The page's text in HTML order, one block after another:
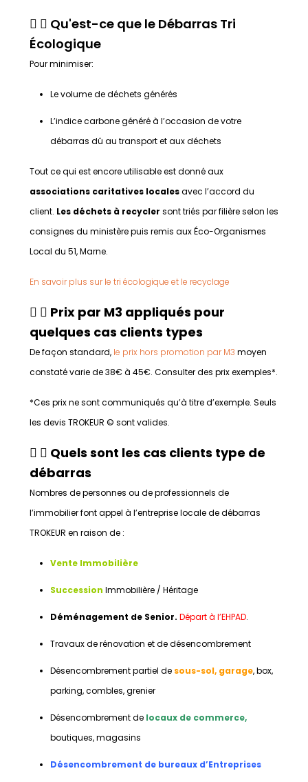
Qu'est-ce que le Débarras Tri
Écologique
Pour minimiser:
Le volume de déchets générés
L’indice carbone généré à l’occasion de votre
débarras dû au transport et aux déchets
Tout ce qui est encore utilisable est donné aux
associations caritatives localesavec l’accord du
client. Les déchets à recycler sont triés par filière selon les
consignes du ministère puis remis aux Éco-Organismes
Local du 51, Marne.
En savoir plus sur le tri écologique et le recyclage
Prix par M3 appliqués pour
quelques cas clients types
De façon standard, le prix hors promotion par M3 moyen
constaté varie de 38€ à 45€. Consulter des prix exemples*.
*Ces prix ne sont communiqués qu’à titre d’exemple. Seuls
les devis TROKEUR © sont valides.
Quels sont les cas clients type de
débarras
Nombres de personnes ou de professionnels de
l’immobilier font appel à l’entreprise locale de débarras
TROKEUR en raison de :
Vente Immobilière
Succession Immobilière / Héritage
Déménagement de Senior. Départ à l’EHPAD.
Travaux de rénovation et de désencombrement
Désencombrement partiel de sous-sol, garage, box,
parking, combles, grenier
Désencombrement de locaux de commerce,
boutiques, magasins
Désencombrement de bureaux d’Entreprises